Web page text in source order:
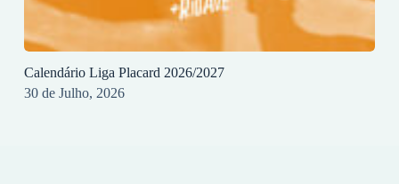
Calendário Liga Placard 2026/2027
30 de Julho, 2026